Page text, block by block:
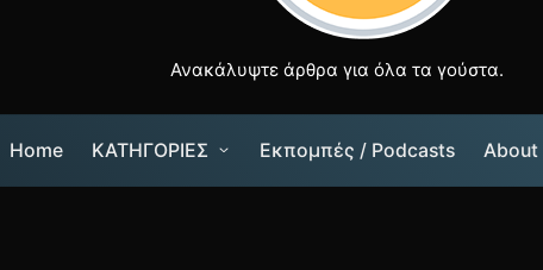
Ανακάλυψτε άρθρα για όλα τα γούστα.
Home ΚΑΤΗΓΟΡΙΕΣ Εκπομπές / Podcasts About